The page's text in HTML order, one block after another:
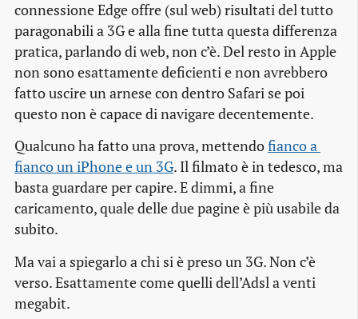
connessione Edge offre (sul web) risultati del tutto
paragonabili a 3G e alla fine tutta questa differenza
pratica, parlando di web, non c’è. Del resto in Apple
non sono esattamente deficienti e non avrebbero
fatto uscire un arnese con dentro Safari se poi
questo non è capace di navigare decentemente.
Qualcuno ha fatto una prova, mettendofianco a
fianco un iPhone e un 3G. Il filmato è in tedesco, ma
basta guardare per capire. E dimmi, a fine
caricamento, quale delle due pagine è più usabile da
subito.
Ma vai a spiegarlo a chi si è preso un 3G. Non c’è
verso. Esattamente come quelli dell’Adsl a venti
megabit.